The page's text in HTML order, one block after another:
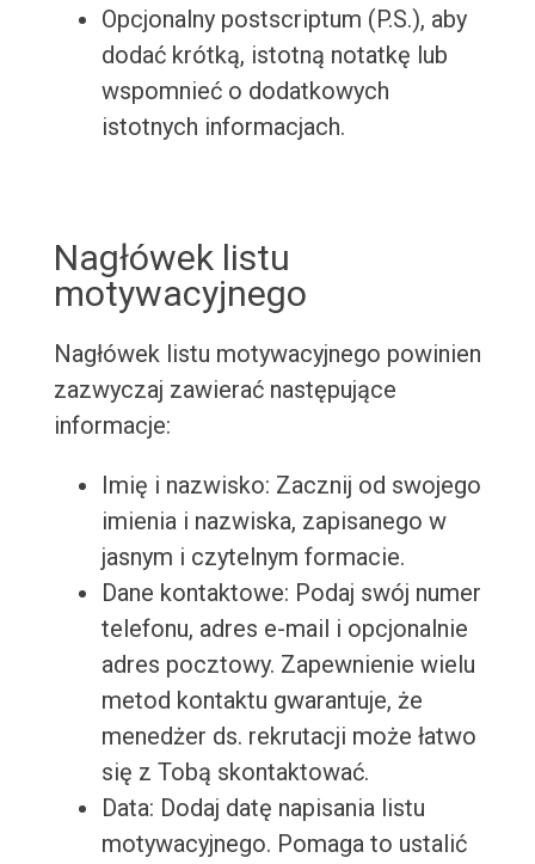
Opcjonalny postscriptum (P.S.), aby
dodać krótką, istotną notatkę lub
wspomnieć o dodatkowych
istotnych informacjach.
Nagłówek listu
motywacyjnego
Nagłówek listu motywacyjnego powinien
zazwyczaj zawierać następujące
informacje:
Imię i nazwisko: Zacznij od swojego
imienia i nazwiska, zapisanego w
jasnym i czytelnym formacie.
Dane kontaktowe: Podaj swój numer
telefonu, adres e-mail i opcjonalnie
adres pocztowy. Zapewnienie wielu
metod kontaktu gwarantuje, że
menedżer ds. rekrutacji może łatwo
się z Tobą skontaktować.
Data: Dodaj datę napisania listu
motywacyjnego. Pomaga to ustalić